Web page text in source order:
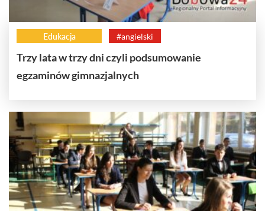
Edukacja #angielski
Trzy lata w trzy dni czyli podsumowanie
egzaminów gimnazjalnych